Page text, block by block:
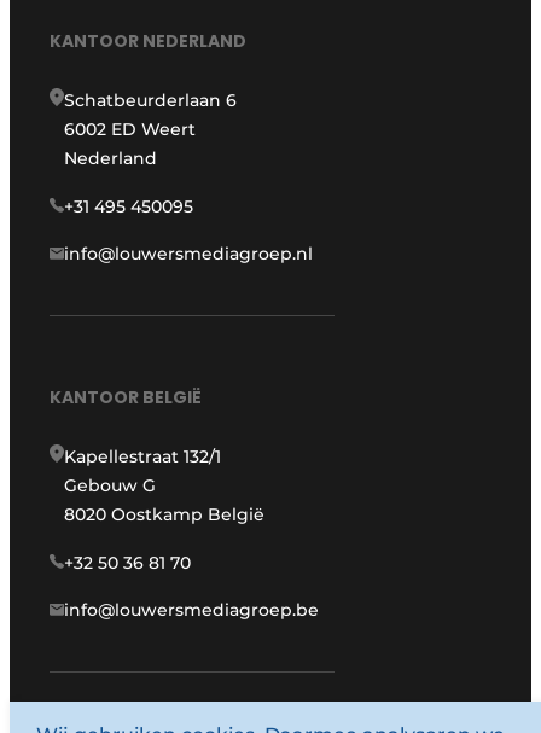
KANTOOR NEDERLAND
Schatbeurderlaan 6
6002 ED Weert
Nederland
+31 495 450095
info@louwersmediagroep.nl
KANTOOR BELGIË
Kapellestraat 132/1
Gebouw G
8020 Oostkamp België
+32 50 36 81 70
info@louwersmediagroep.be